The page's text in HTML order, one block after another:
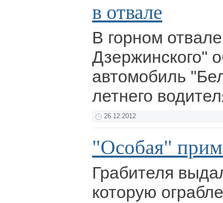
в отвале
В горном
Дзержинского"
автомобиль
летнего
26.12.2012
"Особая"
Грабителя
которую